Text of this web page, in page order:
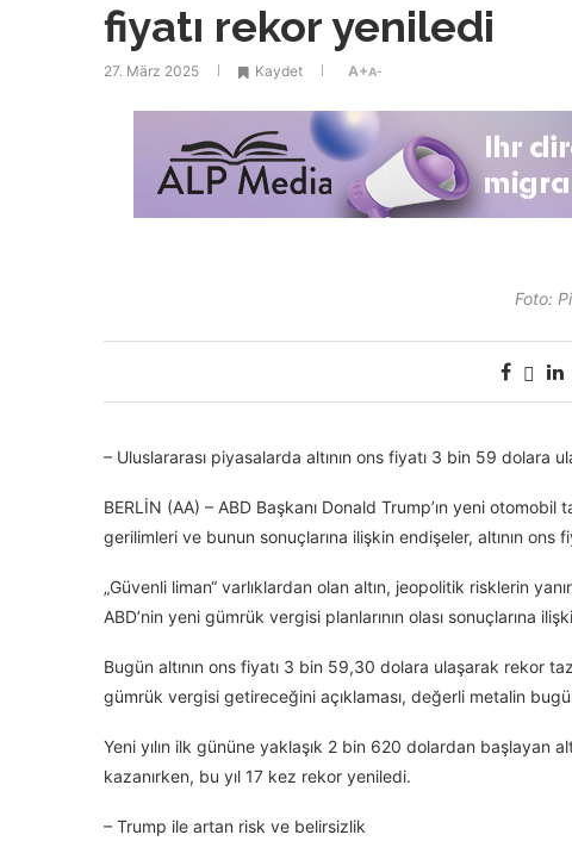
fiyatı rekor yeniledi
27. März 2025 Kaydet A+A-
Foto:
– Uluslararası piyasalarda altının ons fiyatı 3 bin 59 dolara
BERLİN (AA) – ABD Başkanı Donald Trump’ın yeni
gerilimleri ve bunun sonuçlarına ilişkin endişeler, altının ons
„Güvenli liman“ varlıklardan olan altın, jeopolitik risklerin
ABD’nin yeni gümrük vergisi planlarının olası sonuçlarına
Bugün altının ons fiyatı 3 bin 59,30 dolara ulaşarak rekor
gümrük vergisi getireceğini açıklaması, değerli metalin
Yeni yılın ilk gününe yaklaşık 2 bin 620 dolardan başlayan
kazanırken, bu yıl 17 kez rekor yeniledi.
– Trump ile artan risk ve belirsizlik